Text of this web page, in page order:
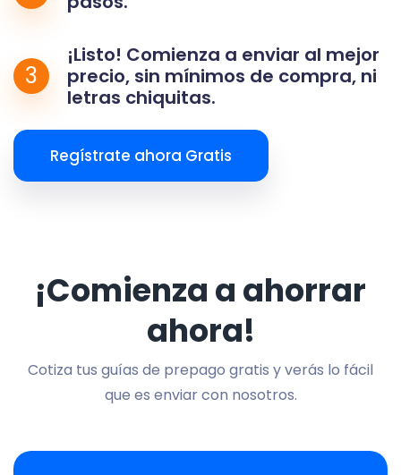
3
¡Listo! Comienza a enviar al mejor
precio, sin mínimos de compra, ni
letras chiquitas.
Regístrate ahora Gratis
¡Comienza a ahorrar
ahora!
Cotiza tus guías de prepago gratis y verás lo fácil
que es enviar con nosotros.